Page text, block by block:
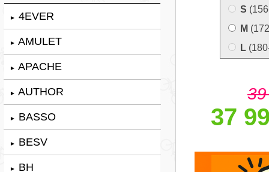
► 4EVER
► AMULET
► APACHE
► AUTHOR
► BASSO
► BESV
► BH
S
M
L
37